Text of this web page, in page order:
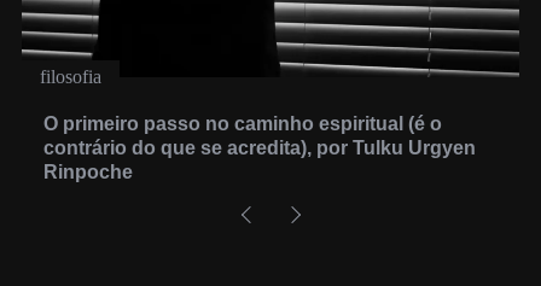
filosofia
O primeiro passo no caminho espiritual (é o
contrário do que se acredita), por Tulku Urgyen
Rinpoche